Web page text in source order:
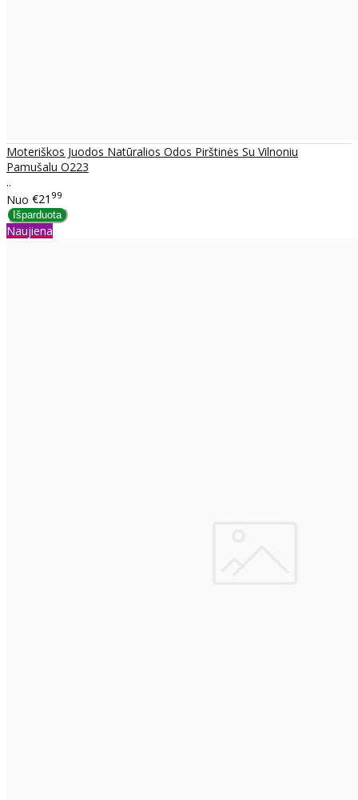
Moteriškos Juodos Natūralios Odos Pirštinės Su Vilnoniu
Pamušalu O223
..
Nuo €21 99
Naujiena